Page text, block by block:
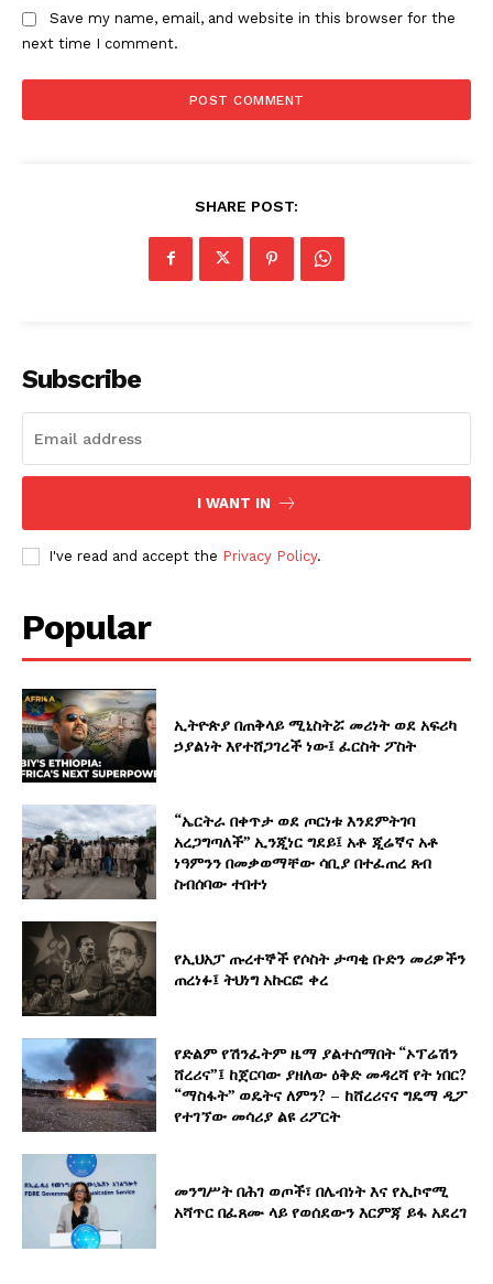
Save my name, email, and website in this browser for the
next time I comment.
SHARE POST:
Subscribe
I WANT IN
I've read and accept the Privacy Policy.
Popular
ኢትዮጵያ በጠቅላይ ሚኒስትሯ መሪነት ወደ አፍሪካ
ኃያልነት እየተሸጋገረች ነው፤ ፈርስት ፖስት
“ኤርትራ በቀጥታ ወደ ጦርነቱ እንደምትገባ
አረጋግጣለች” ኢንጂነር ግደይ፤ አቶ ጂሬኛና አቶ
ነዓምንን በመቃወማቸው ሳቢያ በተፈጠረ ጸብ
ስብሰባው ተበተነ
የኢህአፓ ጡረተኞች የሶስት ታጣቂ ቡድን መሪዎችን
ጠረነፉ፤ ትህነግ አኩርፎ ቀረ
የድልም የሽንፈትም ዜማ ያልተሰማበት “ኦፕሬሽን
ሸረሪና”፤ ከጀርባው ያዘለው ዕቅድ መዳረሻ የት ነበር?
“ማስፋት” ወዴትና ለምን? – ከሸረሪናና ግዴማ ዲፖ
የተገኘው መሳሪያ ልዩ ሪፖርት
መንግሥት በሕገ ወጦች፣ በሌብነት እና የኢኮኖሚ
አሻጥር በፈጸሙ ላይ የወሰደውን እርምጃ ይፋ አደረገ